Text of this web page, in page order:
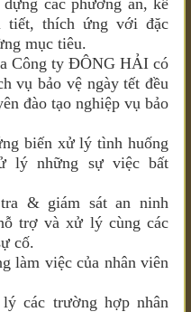
các phương án, kế
tiết, thích ứng với đặc
mục tiêu.
Công ty ĐÔNG HẢI có
vụ bảo vệ ngày tết đều
đào tạo nghiệp vụ bảo
biến xử lý tình huống
lý những sự việc bất
& giám sát an ninh
trợ và xử lý cùng các
cố.
làm việc của nhân viên
các trường hợp nhân